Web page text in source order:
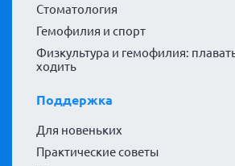
Стоматология
Гемофилия и спорт
Физкультура и гемофилия:
ходить
Поддержка
Для новеньких
Практические советы